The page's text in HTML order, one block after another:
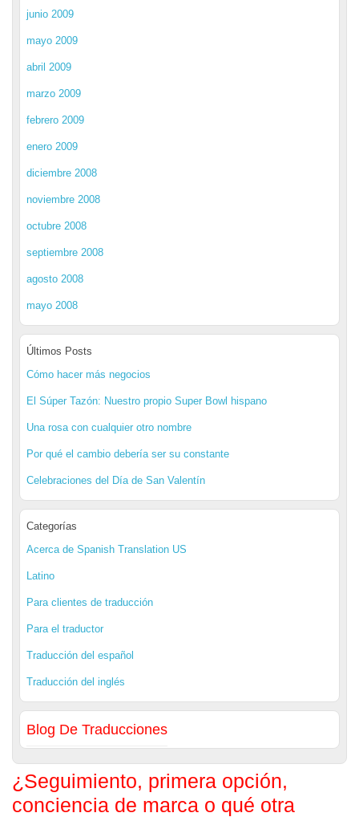
junio 2009
mayo 2009
abril 2009
marzo 2009
febrero 2009
enero 2009
diciembre 2008
noviembre 2008
octubre 2008
septiembre 2008
agosto 2008
mayo 2008
Últimos Posts
Cómo hacer más negocios
El Súper Tazón: Nuestro propio Super Bowl hispano
Una rosa con cualquier otro nombre
Por qué el cambio debería ser su constante
Celebraciones del Día de San Valentín
Categorías
Acerca de Spanish Translation US
Latino
Para clientes de traducción
Para el traductor
Traducción del español
Traducción del inglés
Blog De Traducciones
¿Seguimiento, primera opción,
conciencia de marca o qué otra